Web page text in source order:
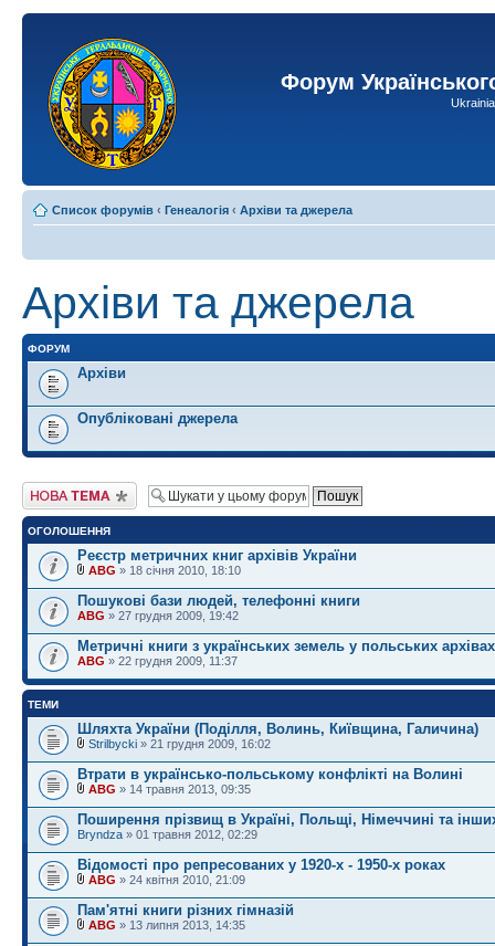
Форум
Список форумів ‹ Генеалогія ‹ Архіви та джерела
Архіви та джерела
ФОРУМ
Архіви
Опубліковані джерела
Створити нову тему
ОГОЛОШЕННЯ
Реєстр метричних книг архівів України
ABG » 18 січня 2010, 18:10
Пошукові бази людей, телефонні книги
ABG » 27 грудня 2009, 19:42
Метричні книги з українських земель у польських архівах
ABG » 22 грудня 2009, 11:37
ТЕМИ
Шляхта Украïни (Поділля, Волинь, Київщина, Галичина)
Strilbycki » 21 грудня 2009, 16:02
Втрати в українсько-польському конфлікті на Волині
ABG » 14 травня 2013, 09:35
Поширення прізвищ в Україні, Польщі, Німеччині та
Bryndza » 01 травня 2012, 02:29
Відомості про репресованих у 1920-х - 1950-х роках
ABG » 24 квітня 2010, 21:09
Пам'ятні книги різних гімназій
ABG » 13 липня 2013, 14:35